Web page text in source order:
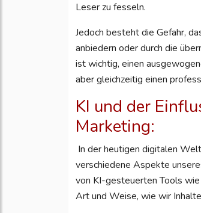
Leser zu fesseln.
Jedoch besteht die Gefahr,
anbiedern oder durch die
ist wichtig, einen
aber gleichzeitig einen
KI und der
Marketing:
In der heutigen digitalen
verschiedene Aspekte
von KI-gesteuerten Tools
Art und Weise, wie wir